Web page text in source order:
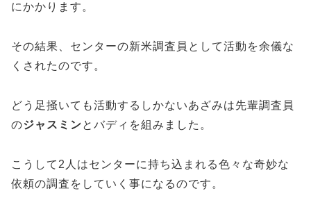
にかかります。
その結果、センターの新米調査員として活動を余儀な
くされたのです。
どう足掻いても活動するしかないあざみは先輩調査員
のジャスミンとバディを組みました。
こうして2人はセンターに持ち込まれる色々な奇妙な
依頼の調査をしていく事になるのです。